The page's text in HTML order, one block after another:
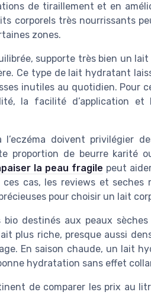
de tiraillement et en
corporels très nourrissants
zones.
supporte très bien un lait
Ce type de lait hydratant
inutiles au quotidien. Pour
la facilité d’application
doivent privilégier
proportion de beurre karité
la peau fragile peut
cas, les reviews et seches
pour choisir un lait
destinés aux peaux
plus riche, presque aussi
En saison chaude, un lait
hydratation sans effet
de comparer les prix au